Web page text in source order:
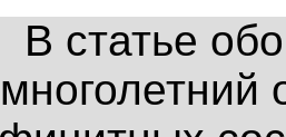
В статье